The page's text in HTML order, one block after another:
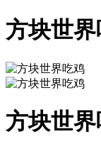
方块世
方块世